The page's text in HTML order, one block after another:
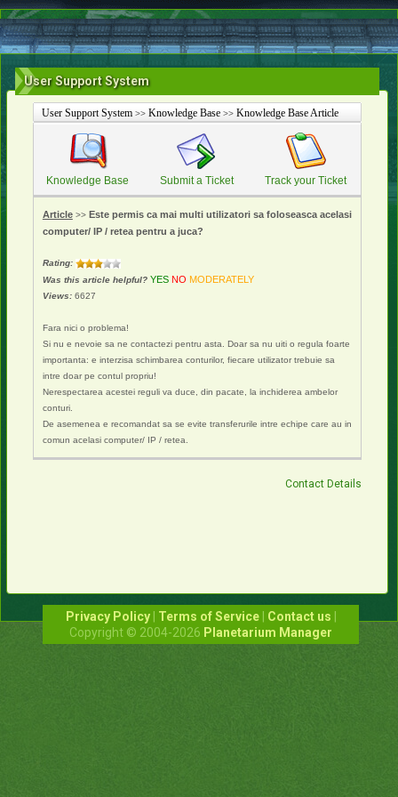
User Support System
User Support System>> Knowledge Base>> Knowledge Base Article
Knowledge Base Submit a Ticket Track your Ticket
Article>> Este permis ca mai multi utilizatori sa foloseasca acelasi
computer/ IP / retea pentru a juca?
Rating:
Was this article helpful? YES NO MODERATELY
Views:6627
Fara nici o problema!
Si nu e nevoie sa ne contactezi pentru asta. Doar sa nu uiti o regula foarte
importanta: e interzisa schimbarea conturilor, fiecare utilizator trebuie sa
intre doar pe contul propriu!
Nerespectarea acestei reguli va duce, din pacate, la inchiderea ambelor
conturi.
De asemenea e recomandat sa se evite transferurile intre echipe care au in
comun acelasi computer/ IP / retea.
Contact Details
Privacy Policy| Terms of Service| Contact us
Copyright © 2004-2026 Planetarium Manager